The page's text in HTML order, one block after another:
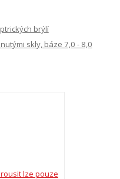
brýlí
skly, báze 7,0 - 8,0